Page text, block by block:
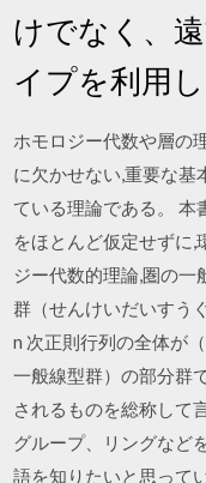
けでなく、
イプを利用
ホモロジー代数や層の
に欠かせない,重要な基
ている理論である。 本
をほとんど仮定せずに,
ジー代数的理論,圏の一
群（せんけいだいすう
n 次正則行列の全体が
一般線型群）の部分群
されるものを総称して
グループ、リングなど
語を知りたいと思って